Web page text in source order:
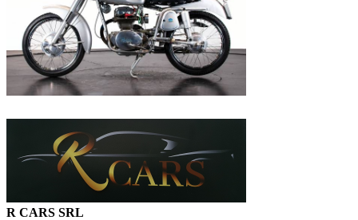
R CARS SRL